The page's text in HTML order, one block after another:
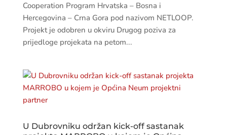
Cooperation Program Hrvatska – Bosna i
Hercegovina – Crna Gora pod nazivom NETLOOP.
Projekt je odobren u okviru Drugog poziva za
prijedloge projekata na petom...
U Dubrovniku održan kick-off sastanak